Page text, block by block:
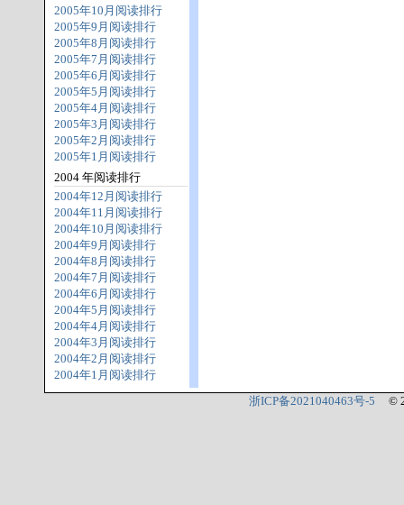
2005年10月阅读排行
2005年9月阅读排行
2005年8月阅读排行
2005年7月阅读排行
2005年6月阅读排行
2005年5月阅读排行
2005年4月阅读排行
2005年3月阅读排行
2005年2月阅读排行
2005年1月阅读排行
2004 年阅读排行
2004年12月阅读排行
2004年11月阅读排行
2004年10月阅读排行
2004年9月阅读排行
2004年8月阅读排行
2004年7月阅读排行
2004年6月阅读排行
2004年5月阅读排行
2004年4月阅读排行
2004年3月阅读排行
2004年2月阅读排行
2004年1月阅读排行
浙ICP备2021040463号-5 ©